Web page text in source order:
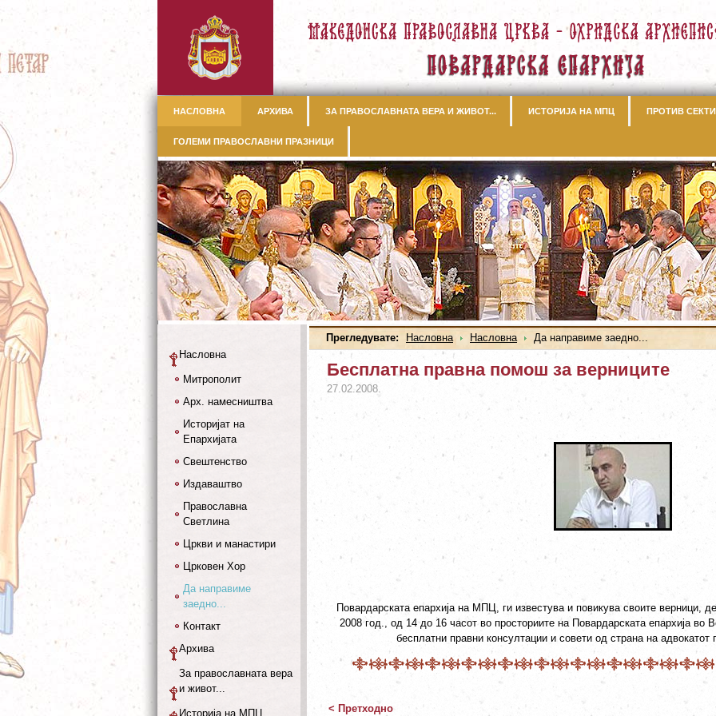
НАСЛОВНА АРХИВА ЗА ПРАВОСЛАВНАТА ВЕРА И ЖИВОТ... ИСТОРИЈА НА МПЦ ПРОТИВ
ГОЛЕМИ ПРАВОСЛАВНИ ПРАЗНИЦИ
Прегледувате: Насловна Насловна Да направиме заедно...
Бесплатна правна помош за верниците
27.02.2008.
Повардарската епархија на МПЦ, ги известува и повикува своите верници,
2008 год., од 14 до 16 часот во просториите на Повардарската епархија во
бесплатни правни консултации и совети од страна на
< Претходно
Насловна
Митрополит
Арх. намесништва
Историјат на
Епархијата
Свештенство
Издаваштво
Православна
Светлина
Цркви и манастири
Црковен Хор
Да направиме
заедно...
Контакт
Архива
За православната вера
и живот...
Историја на МПЦ